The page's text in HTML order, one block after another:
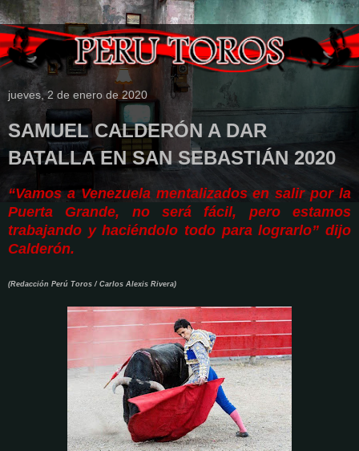
jueves, 2 de enero de 2020
SAMUEL CALDERÓN A DAR
BATALLA EN SAN SEBASTIÁN 2020
“Vamos a Venezuela mentalizados en salir por la
Puerta Grande, no será fácil, pero estamos
trabajando y haciéndolo todo para lograrlo” dijo
Calderón.
(Redacción Perú Toros / Carlos Alexis Rivera)